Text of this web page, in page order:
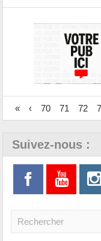
« ‹ 70 71 72
Suivez-nous :